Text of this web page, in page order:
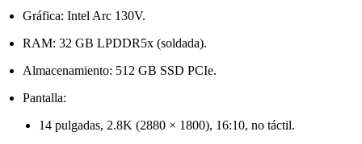
Gráfica: Intel Arc 130V.
RAM: 32 GB LPDDR5x (soldada).
Almacenamiento: 512 GB SSD PCIe.
Pantalla:
14 pulgadas, 2.8K (2880 × 1800), 16:10, no táctil.